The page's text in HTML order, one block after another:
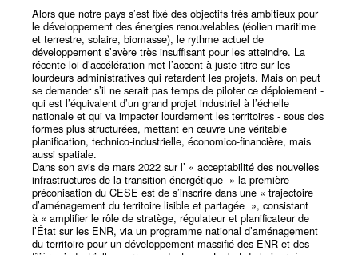
Alors que notre pays s’est fixé des objectifs très ambitieux pour
le développement des énergies renouvelables (éolien maritime
et terrestre, solaire, biomasse), le rythme actuel de
développement s’avère très insuffisant pour les atteindre. La
récente loi d’accélération met l’accent à juste titre sur les
lourdeurs administratives qui retardent les projets. Mais on peut
se demander s’il ne serait pas temps de piloter ce déploiement -
qui est l’équivalent d’un grand projet industriel à l’échelle
nationale et qui va impacter lourdement les territoires - sous des
formes plus structurées, mettant en œuvre une véritable
planification, technico-industrielle, économico-financière, mais
aussi spatiale.
Dans son avis de mars 2022 sur l’ « acceptabilité des nouvelles
infrastructures de la transition énergétique » la première
préconisation du CESE est de s’inscrire dans une « trajectoire
d’aménagement du territoire lisible et partagée », consistant
à « amplifier le rôle de stratège, régulateur et planificateur de
l’État sur les ENR, via un programme national d’aménagement
du territoire pour un développement massifié des ENR et des